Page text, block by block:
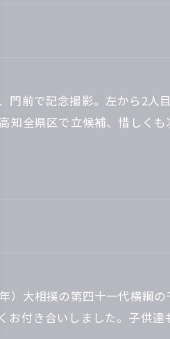
門前で記念撮影。左から2人
知全県区で立候補、惜しくも
）大相撲の第四十一代横綱の
お付き合いしました。子供達